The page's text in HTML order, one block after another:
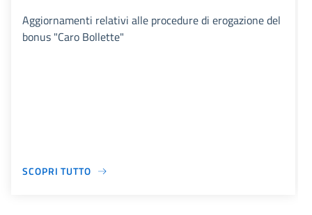
Aggiornamenti relativi alle procedure di erogazione del
bonus "Caro Bollette"
SCOPRI TUTTO